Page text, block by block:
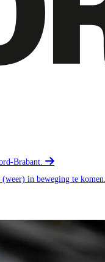
Brabant.
in beweging te komen.